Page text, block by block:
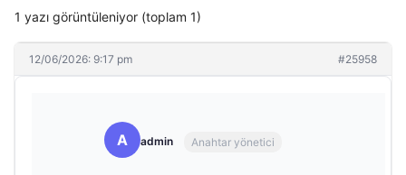
1 yazı görüntüleniyor (toplam 1)
12/06/2026: 9:17 pm #25958
A admin Anahtar yönetici